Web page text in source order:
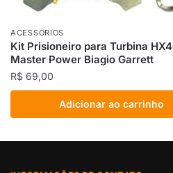
ACESSÓRIOS
Kit Prisioneiro para Turbina
Master Power Biagio Garrett
R$ 69,00
Adicionar ao carrinho